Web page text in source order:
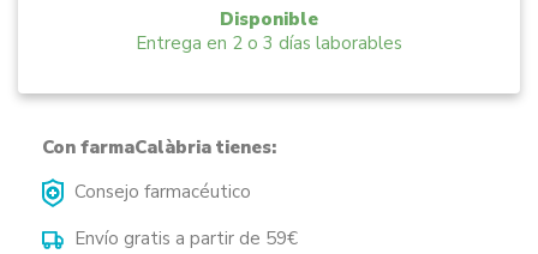
Disponible
Entrega en 2 o 3 días laborables
Con farmaCalàbria tienes:
Consejo farmacéutico
Envío gratis a partir de 59€